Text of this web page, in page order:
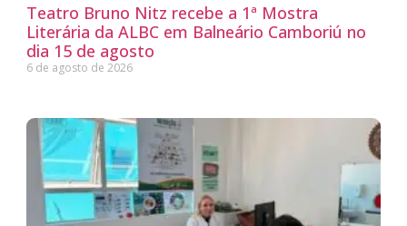
Teatro Bruno Nitz recebe a 1ª Mostra
Literária da ALBC em Balneário Camboriú no
dia 15 de agosto
6 de agosto de 2026